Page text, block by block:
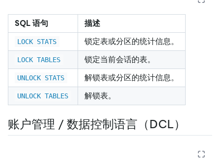
SQL 语句 描述
LOCK STATS 锁定表或分区的统计信息。
LOCK TABLES 锁定当前会话的表。
UNLOCK STATS 解锁表或分区的统计信息。
UNLOCK TABLES 解锁表。
账户管理 / 数据控制语言（DCL）